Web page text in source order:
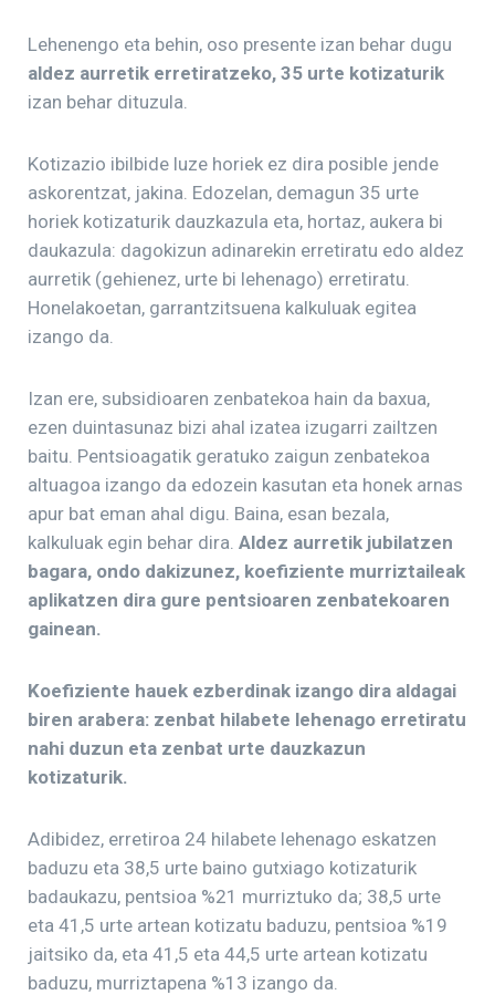
Lehenengo eta behin, oso presente izan behar dugu
aldez aurretik erretiratzeko, 35 urte kotizaturik
izan behar dituzula.
Kotizazio ibilbide luze horiek ez dira posible jende
askorentzat, jakina. Edozelan, demagun 35 urte
horiek kotizaturik dauzkazula eta, hortaz, aukera bi
daukazula: dagokizun adinarekin erretiratu edo aldez
aurretik (gehienez, urte bi lehenago) erretiratu.
Honelakoetan, garrantzitsuena kalkuluak egitea
izango da.
Izan ere, subsidioaren zenbatekoa hain da baxua,
ezen duintasunaz bizi ahal izatea izugarri zailtzen
baitu. Pentsioagatik geratuko zaigun zenbatekoa
altuagoa izango da edozein kasutan eta honek arnas
apur bat eman ahal digu. Baina, esan bezala,
kalkuluak egin behar dira. Aldez aurretik jubilatzen
bagara, ondo dakizunez, koefiziente murriztaileak
aplikatzen dira gure pentsioaren zenbatekoaren
gainean.
Koefiziente hauek ezberdinak izango dira aldagai
biren arabera: zenbat hilabete lehenago erretiratu
nahi duzun eta zenbat urte dauzkazun
kotizaturik.
Adibidez, erretiroa 24 hilabete lehenago eskatzen
baduzu eta 38,5 urte baino gutxiago kotizaturik
badaukazu, pentsioa %21 murriztuko da; 38,5 urte
eta 41,5 urte artean kotizatu baduzu, pentsioa %19
jaitsiko da, eta 41,5 eta 44,5 urte artean kotizatu
baduzu, murriztapena %13 izango da.